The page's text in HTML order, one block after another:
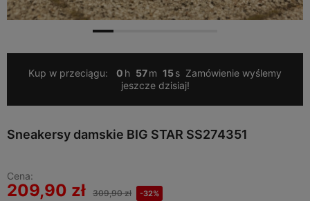
Kup w przeciągu: 0 57 13
Zamówienie wyślemy
jeszcze dzisiaj!
Sneakersy damskie BIG STAR SS274351
Cena:
209,90 zł 309,90 zł -32%